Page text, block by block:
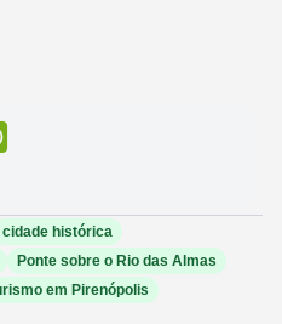
cidade histórica
Ponte sobre o Rio das Almas
em Pirenópolis